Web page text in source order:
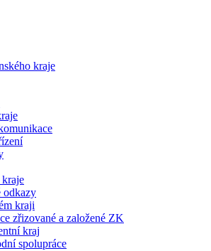
odkazy
kraji
zřizované a založené ZK
kraj
spolupráce